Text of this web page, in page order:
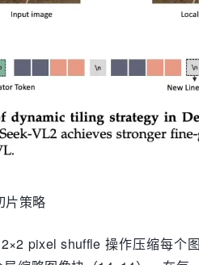
片策略
pixel shuffle 操作压缩每个